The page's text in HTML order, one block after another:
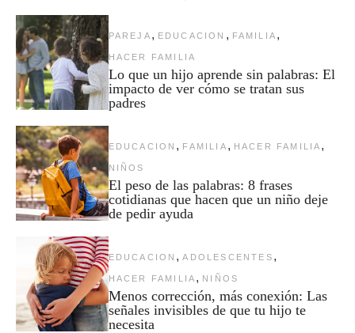
PAREJA , EDUCACION , FAMILIA ,
HACER FAMILIA
Lo que un hijo aprende sin palabras: El
impacto de ver cómo se tratan sus
padres
EDUCACION , FAMILIA , HACER FAMILIA ,
NIÑOS
El peso de las palabras: 8 frases
cotidianas que hacen que un niño deje
de pedir ayuda
EDUCACION , ADOLESCENTES ,
HACER FAMILIA , NIÑOS
Menos corrección, más conexión: Las
señales invisibles de que tu hijo te
necesita